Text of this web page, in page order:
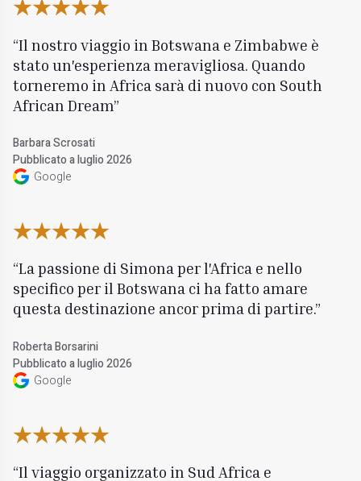
Il nostro viaggio in Botswana e Zimbabwe è
stato un'esperienza meravigliosa. Quando
torneremo in Africa sarà di nuovo con South
African Dream
Barbara Scrosati
Pubblicato a luglio 2026
Google
La passione di Simona per l'Africa e nello
specifico per il Botswana ci ha fatto amare
questa destinazione ancor prima di partire.
Roberta Borsarini
Pubblicato a luglio 2026
Google
Il viaggio organizzato in Sud Africa e